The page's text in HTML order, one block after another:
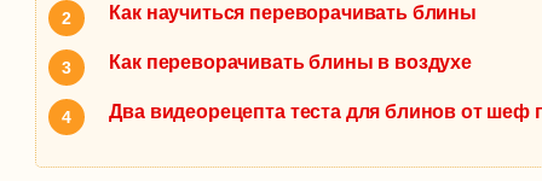
Как научиться переворачивать блины
Как переворачивать блины в воздухе
Два видеорецепта теста для блинов от шеф